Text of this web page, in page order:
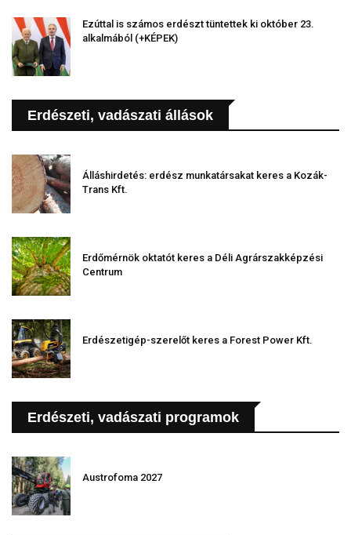
Ezúttal is számos erdészt tüntettek ki október 23.
alkalmából (+KÉPEK)
Erdészeti, vadászati állások
Álláshirdetés: erdész munkatársakat keres a Kozák-
Trans Kft.
Erdőmérnök oktatót keres a Déli Agrárszakképzési
Centrum
Erdészetigép-szerelőt keres a Forest Power Kft.
Erdészeti, vadászati programok
Austrofoma 2027